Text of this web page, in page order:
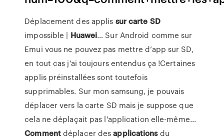
Déplacement des applis surcarte SD
impossible | Huawei… Sur Android comme sur
Emui vous ne pouvez pas mettre d’app sur SD,
en tout cas j’ai toujours entendus ça !Certaines
applis préinstallées sont toutefois
supprimables. Sur mon samsung, je pouvais
déplacer vers la carte SD mais je suppose que
cela ne déplaçait pas l'application elle-même...
Commentdéplacer desapplicationsdu